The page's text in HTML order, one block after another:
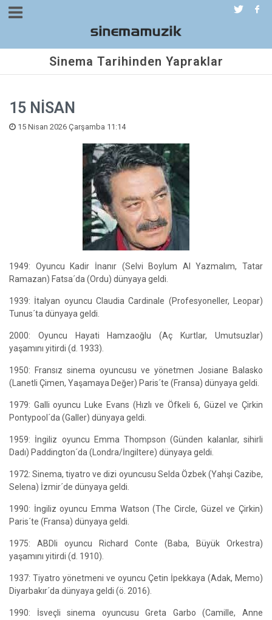
Sinema Tarihinden Yapraklar
15 NİSAN
15 Nisan 2026 Çarşamba 11:14
1949: Oyuncu Kadir İnanır (Selvi Boylum Al Yazmalım, Tatar
Ramazan) Fatsa´da (Ordu) dünyaya geldi.
1939: İtalyan oyuncu Claudia Cardinale (Profesyoneller, Leopar)
Tunus´ta dünyaya geldi.
2000: Oyuncu Hayati Hamzaoğlu (Aç Kurtlar, Umutsuzlar)
yaşamını yitirdi (d. 1933).
1950: Fransız sinema oyuncusu ve yönetmen Josiane Balasko
(Lanetli Çimen, Yaşamaya Değer) Paris´te (Fransa) dünyaya geldi.
1979: Galli oyuncu Luke Evans (Hızlı ve Öfkeli 6, Güzel ve Çirkin
Pontypool´da (Galler) dünyaya geldi.
1959: İngiliz oyuncu Emma Thompson (Günden kalanlar, sihirli
Dadı) Paddington´da (Londra/İngiltere) dünyaya geldi.
1972: Sinema, tiyatro ve dizi oyuncusu Selda Özbek (Yahşi Cazibe,
Selena) İzmir´de dünyaya geldi.
1990: İngiliz oyuncu Emma Watson (The Circle, Güzel ve Çirkin)
Paris´te (Fransa) dünyaya geldi.
1975: ABDli oyuncu Richard Conte (Baba, Büyük Orkestra)
yaşamını yitirdi (d. 1910).
1937: Tiyatro yönetmeni ve oyuncu Çetin İpekkaya (Adak, Memo)
Diyarbakır´da dünyaya geldi (ö. 2016).
1990: İsveçli sinema oyuncusu Greta Garbo (Camille, Anne